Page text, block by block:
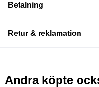
Betalning
Retur & reklamation
Andra köpte